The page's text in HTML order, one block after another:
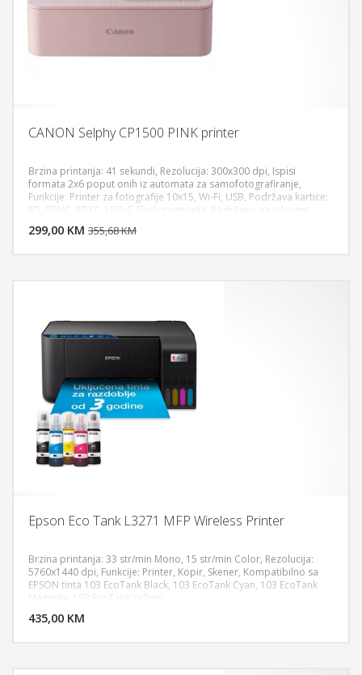
CANON Selphy CP1500 PINK printer
Brzina printanja: 41 sekundi, Rezolucija: 300x300 dpi, Ispisi
formata 2x6 poput onih iz automata za samofotografiranje,
Funkcije: Printer za fotografije 10x15, Wi-Fi, USB, Podržava kartice:
SD, SDHC, SDXC, USB-C Flash memorija, Podržano uz adapter :
Cassettes: PCP-CP400
299,00 KM 355,68 KM
DODAJ U KORPU
Epson Eco Tank L3271 MFP Wireless Printer
Brzina printanja: 33 str/min Mono, 15 str/min Color, Rezolucija:
5760x1440 dpi, Funkcije: Printer, Kopir, Skener, Kompatibilno sa
EPSON tinta 103 EcoTank Black, 103 EcoTank Cyan, 103 EcoTank
Magenta, 103 EcoTank Yellow
435,00 KM